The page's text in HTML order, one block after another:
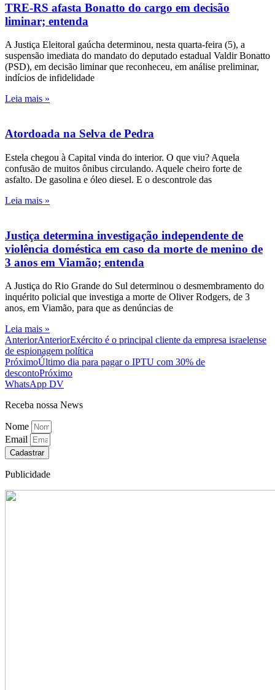
TRE-RS afasta Bonatto do cargo em decisão
liminar; entenda
A Justiça Eleitoral gaúcha determinou, nesta quarta-feira (5), a
suspensão imediata do mandato do deputado estadual Valdir Bonatto
(PSD), em decisão liminar que reconheceu, em análise preliminar,
indícios de infidelidade
Leia mais »
Atordoada na Selva de Pedra
Estela chegou à Capital vinda do interior. O que viu? Aquela
confusão de muitos ônibus circulando. Aquele cheiro forte de
asfalto. De gasolina e óleo diesel. E o descontrole das
Leia mais »
Justiça determina investigação independente de
violência doméstica em caso da morte de menino de
3 anos em Viamão; entenda
A Justiça do Rio Grande do Sul determinou o desmembramento do
inquérito policial que investiga a morte de Oliver Rodgers, de 3
anos, em Viamão, para que as denúncias de
Leia mais »
AnteriorAnteriorExército é o principal cliente da empresa israelense
de espionagem política
PróximoÚltimo dia para pagar o IPTU com 30% de
descontoPróximo
WhatsApp DV
Receba nossa News
Nome
Email
Cadastrar
Publicidade